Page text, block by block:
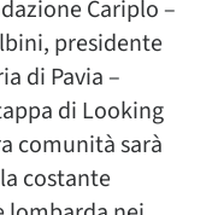
Cariplo –
presidente
di Pavia –
di Looking
comunità sarà
costante